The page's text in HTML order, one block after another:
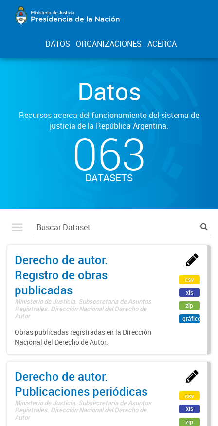
DATOS ORGANIZACIONES ACERCA
Datos
Recursos acerca del funcionamiento del sistema de
justicia de la República Argentina.
063
DATASETS
Derecho de autor.
Registro de obras
publicadas
Ministerio de Justicia. Subsecretaría de Asuntos
Registrales. Dirección Nacional del Derecho de
Autor
Obras publicadas registradas en la Dirección
Nacional del Derecho de Autor.
csv
xls
zip
gráfico
Derecho de autor.
Publicaciones periódicas
Ministerio de Justicia. Subsecretaría de Asuntos
Registrales. Dirección Nacional del Derecho de
Autor
csv
xls
zip